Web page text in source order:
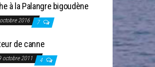
à la Palangre bigoudène
2016 7
de canne
octobre 2011 4